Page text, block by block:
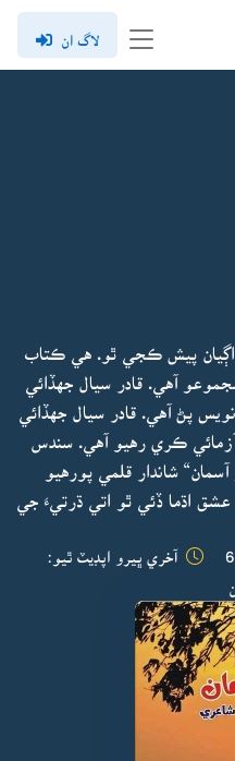
لاگ ان
اڳيان پيش ڪجي ٿو. هي ڪتاب
آهي. قادر سيال جهڏائي
پڻ آهي. قادر سيال جهڏائي
ڪري رهيو آهي. سندس
شاندار قلمي پورهيو
اڌما ڏئي ٿو اتي ڌرتيءَ جي
آخري ڀيرو اپڊيٽ ٿيو: